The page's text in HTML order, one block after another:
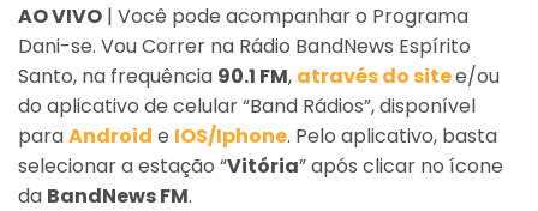
AO VIVO | Você pode acompanhar o Programa
Dani-se. Vou Correr na Rádio BandNews Espírito
Santo, na frequência 90.1 FM, através do sitee/ou
do aplicativo de celular “Band Rádios”, disponível
paraAndroid e IOS/Iphone. Pelo aplicativo, basta
selecionar a estação “Vitória” após clicar no ícone
da BandNews FM.